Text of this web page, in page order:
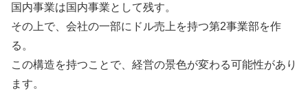
国内事業は国内事業として残す。
その上で、会社の一部にドル売上を持つ第2事業部を作
る。
この構造を持つことで、経営の景色が変わる可能性があり
ます。